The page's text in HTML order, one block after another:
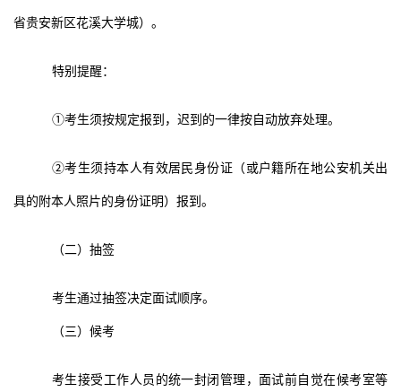
省贵安新区花溪大学城）。
特别提醒：
①考生须按规定报到，迟到的一律按自动放弃处理。
②考生须持本人有效居民身份证（或户籍所在地公安机关出
具的附本人照片的身份证明）报到。
（二）抽签
考生通过抽签决定面试顺序。
（三）候考
考生接受工作人员的统一封闭管理，面试前自觉在候考室等